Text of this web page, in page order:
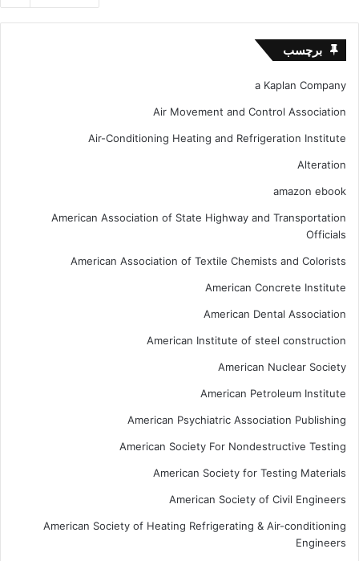
برچسب
a Kaplan Company
Air Movement and Control Association
Air-Conditioning Heating and Refrigeration Institute
Alteration
amazon ebook
American Association of State Highway and Transportation
Officials
American Association of Textile Chemists and Colorists
American Concrete Institute
American Dental Association
American Institute of steel construction
American Nuclear Society
American Petroleum Institute
American Psychiatric Association Publishing
American Society For Nondestructive Testing
American Society for Testing Materials
American Society of Civil Engineers
American Society of Heating Refrigerating & Air-conditioning
Engineers